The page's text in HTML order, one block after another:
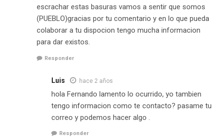
escrachar estas basuras vamos a sentir que somos
(PUEBLO)gracias por tu comentario y en lo que pueda
colaborar a tu dispocion tengo mucha informacion
para dar existos.
Responder
Luis hace 2 años
hola Fernando lamento lo ocurrido, yo tambien
tengo informacion como te contacto? pasame tu
correo y podemos hacer algo .
Responder